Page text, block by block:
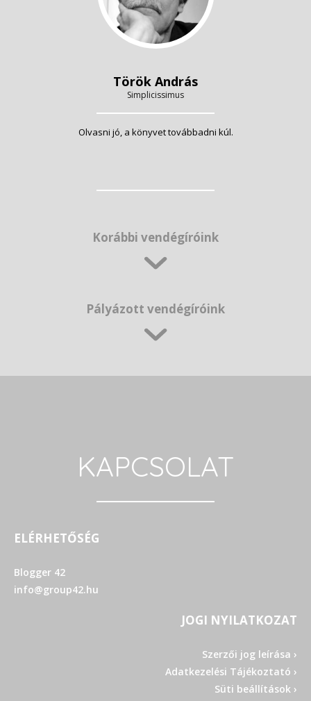
Török András
Simplicissimus
Olvasni jó, a könyvet továbbadni kúl.
Korábbi vendégíróink
Pályázott vendégíróink
KAPCSOLAT
ELÉRHETŐSÉG
Blogger 42
info@group42.hu
JOGI NYILATKOZAT
Szerzői jog leírása ›
Adatkezelési Tájékoztató ›
Süti beállítások ›